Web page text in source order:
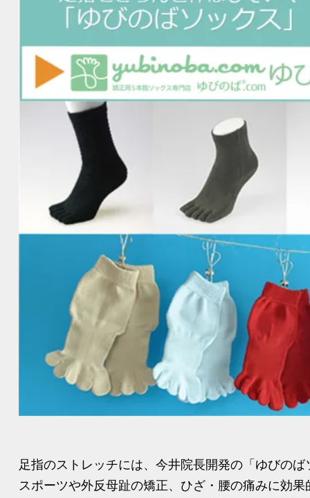
足指のストレッチには、今井院長開発の「ゆびの
スポーツや外反母趾の矯正、ひざ・腰の痛みに効